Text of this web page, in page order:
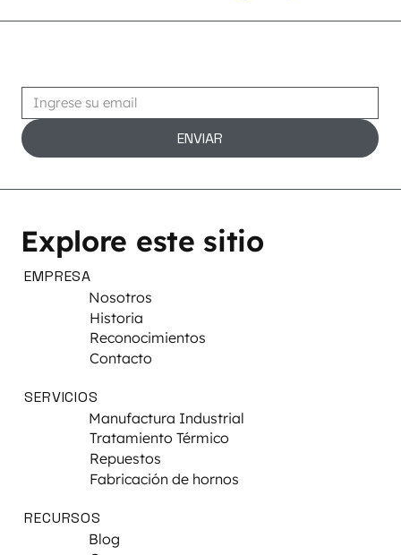
ENVIAR
Explore este sitio
EMPRESA
Nosotros
Historia
Reconocimientos
Contacto
SERVICIOS
Manufactura Industrial
Tratamiento Térmico
Repuestos
Fabricación de hornos
RECURSOS
Blog